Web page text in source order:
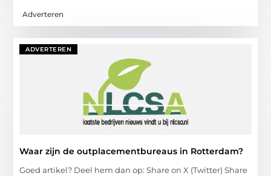
Adverteren
ADVERTEREN
Waar zijn de outplacementbureaus in Rotterdam?
Goed artikel? Deel hem dan op: Share on X (Twitter) Share